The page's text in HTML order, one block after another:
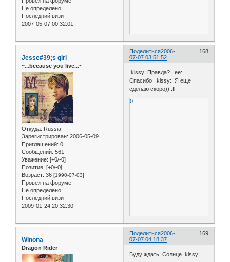
Не определено
Последний визит:
2007-05-07 00:32:01
Поделиться 168
2006-
07-07 03:51:52
Jesse#39;s girl
~...because you live...~
Откуда: Russia
Зарегистрирован: 2006-05-09
Приглашений: 0
Сообщений: 561
Уважение: [+0/-0]
Позитив: [+0/-0]
Возраст: 36 [1990-07-03]
Провел на форуме:
Не определено
Последний визит:
2009-01-24 20:32:30
:kissy: Правда? :ee:
Спасибо :kissy: Я еще
сделаю скоро)) :fl:
0
Поделиться 169
2006-
07-07 04:18:37
Winona
Dragon Rider
Буду ждать, Солнце :kissy: